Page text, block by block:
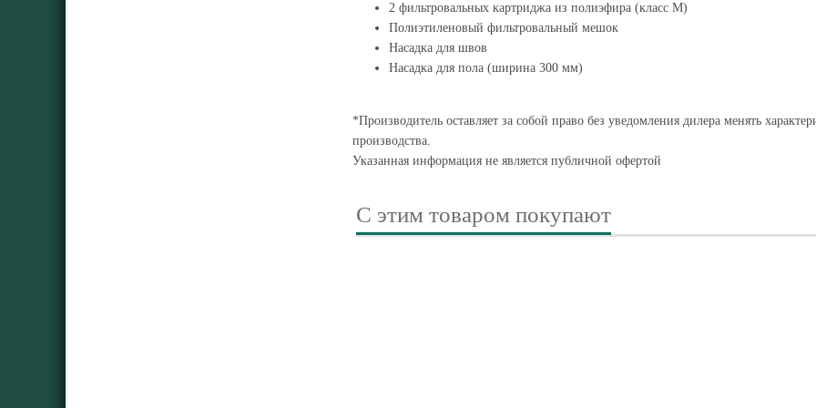
2 фильтровальных картриджа из полиэфира (класс M)
Полиэтиленовый фильтровальный мешок
Насадка для швов
Насадка для пола (ширина 300 мм)
*Производитель оставляет за собой право без уведомления дилера менять
производства.
Указанная информация не является публичной офертой
С этим товаром покупают